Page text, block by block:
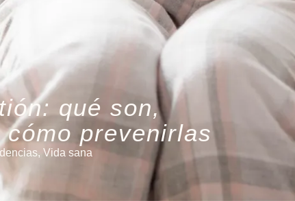
qué son,
prevenirlas
, Vida sana